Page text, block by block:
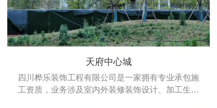
天府中心城
四川桦乐装饰工程有限公司是一家拥有专业承包施
工资质，业务涉及室内外装修装饰设计、加工生产